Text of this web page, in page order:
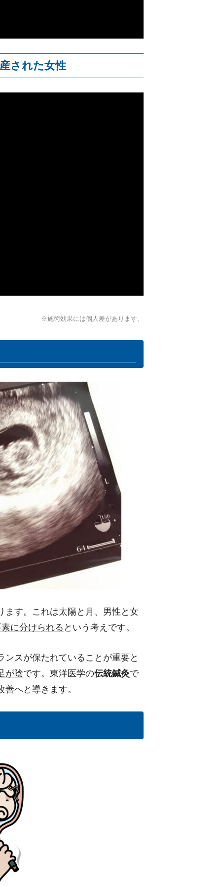
された女性
※施術効果には個人差があります。
ます。これは太陽と月、男性と女
に分けられる という考えです。
スが保たれていることが重要と
が陰です。東洋医学の伝統鍼灸で
へと導きます。